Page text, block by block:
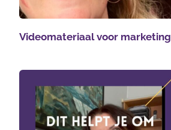
Videomateriaal voor marketing